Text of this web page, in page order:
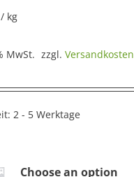
/ kg
MwSt. zzgl. Versandkosten
2 - 5 Werktage
Choose an option